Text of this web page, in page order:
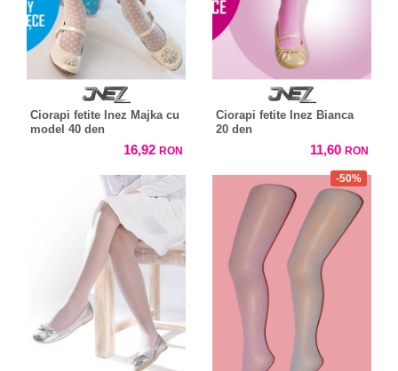
Ciorapi fetite Inez Majka cu
model 40 den
16,92 RON
Ciorapi fetite Inez Bianca
20 den
11,60 RON
-50%